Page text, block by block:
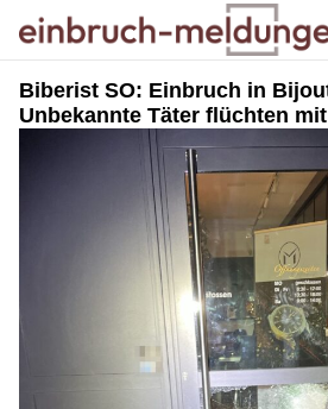
Biberist SO: Einbruch in
Unbekannte Täter flüchten